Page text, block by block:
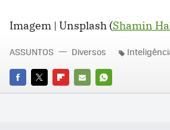
Imagem | Unsplash (Shamin
FACEBOOK
TWITTERFLIPBOARD
E-
WHATSAPP
ASSUNTOS Diversos